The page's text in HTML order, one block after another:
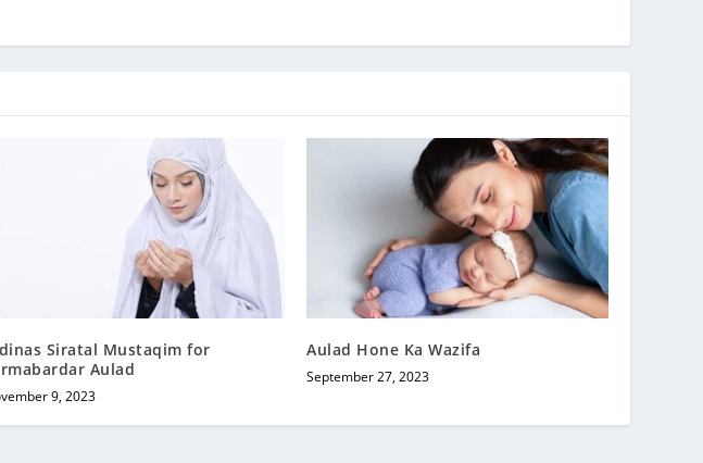
Siratal Mustaqim for
Aulad
9, 2023
Aulad Hone Ka Wazifa
September 27, 2023